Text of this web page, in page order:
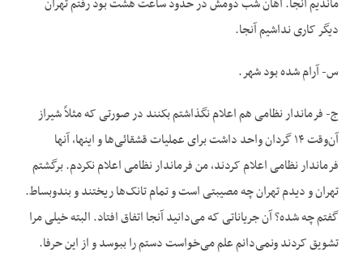
دیگر کاری نداشیم آنجا.
س- آرام شده بود شهر.
ج- فرماندار نظامی ‌هم اعلام نگذاشتم بکنند در صورتی که مثلاً شیراز
آن‌وقت ۱۴ گردان واحد داشت برای عملیات قشقائی‌ها و این‏ها، آنها
فرماندار نظامی ‌اعلام کردند، من فرماندار نظامی ‌اعلام نکردم. برگشتم
تهران و دیدم تهران چه مصیبتی است و تمام تانک‌ها ریختند و بندوبساط.
گفتم چه شده؟ آن جریاناتی که می‌دانید آنجا اتفاق افتاد. البته خیلی مرا
تشویق کردند ونمی‌دانم علم می‌خواست دستم را ببوسد و از این حرفا.